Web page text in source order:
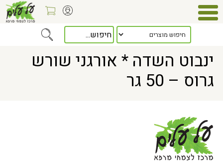
> ינבוט השדה * אורגני שורש גרוס – 50 גר
ינבוט השדה * אורגני שורש
גרוס – 50 גר